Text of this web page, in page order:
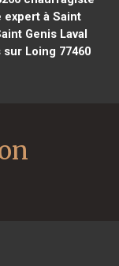
à Saint
Genis Laval
Loing 77460